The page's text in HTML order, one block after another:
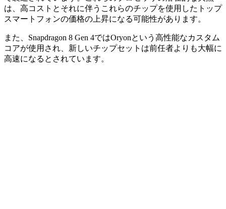
は、高コストとそれに伴うこれらのチップを使用したトップ
スマートフォンの価格の上昇になる可能性があります。
また、Snapdragon 8 Gen 4ではOryonという高性能なカスタム
コアが使用され、新しいチップセットは前任者よりも大幅に
高速になるとされています。